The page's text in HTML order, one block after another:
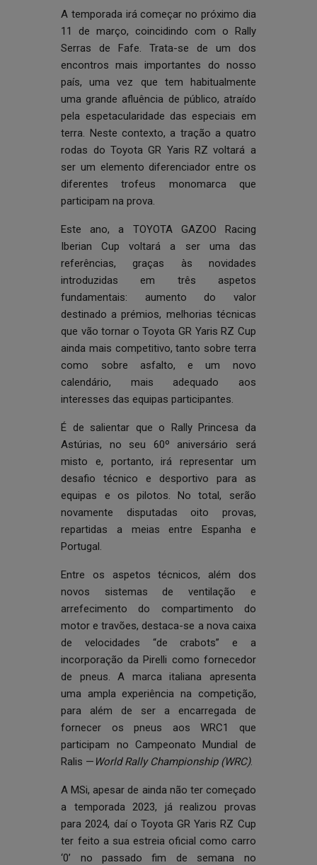
A temporada irá começar no próximo dia
11 de março, coincidindo com o Rally
Serras de Fafe. Trata-se de um dos
encontros mais importantes do nosso
país, uma vez que tem habitualmente
uma grande afluência de público, atraído
pela espetacularidade das especiais em
terra. Neste contexto, a tração a quatro
rodas do Toyota GR Yaris RZ voltará a
ser um elemento diferenciador entre os
diferentes trofeus monomarca que
participam na prova.
Este ano, a TOYOTA GAZOO Racing
Iberian Cup voltará a ser uma das
referências, graças às novidades
introduzidas em três aspetos
fundamentais: aumento do valor
destinado a prémios, melhorias técnicas
que vão tornar o Toyota GR Yaris RZ Cup
ainda mais competitivo, tanto sobre terra
como sobre asfalto, e um novo
calendário, mais adequado aos
interesses das equipas participantes.
É de salientar que o Rally Princesa da
Astúrias, no seu 60º aniversário será
misto e, portanto, irá representar um
desafio técnico e desportivo para as
equipas e os pilotos. No total, serão
novamente disputadas oito provas,
repartidas a meias entre Espanha e
Portugal.
Entre os aspetos técnicos, além dos
novos sistemas de ventilação e
arrefecimento do compartimento do
motor e travões, destaca-se a nova caixa
de velocidades “de crabots” e a
incorporação da Pirelli como fornecedor
de pneus. A marca italiana apresenta
uma ampla experiência na competição,
para além de ser a encarregada de
fornecer os pneus aos WRC1 que
participam no Campeonato Mundial de
Ralis — World Rally Championship (WRC).
A MSi, apesar de ainda não ter começado
a temporada 2023, já realizou provas
para 2024, daí o Toyota GR Yaris RZ Cup
ter feito a sua estreia oficial como carro
‘0’ no passado fim de semana no